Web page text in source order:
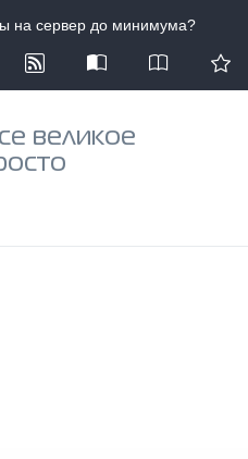
на сервер до минимума?
великое